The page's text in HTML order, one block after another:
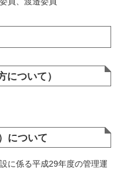
について）
について
に係る平成29年度の管理運